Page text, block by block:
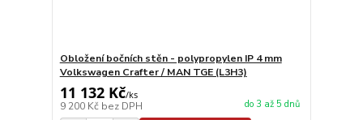
Obložení bočních stěn - polypropylen IP 4 mm
Volkswagen Crafter / MAN TGE (L3H3)
11 132 Kč/ks
9 200 Kč bez DPH do 3 až 5 dnů